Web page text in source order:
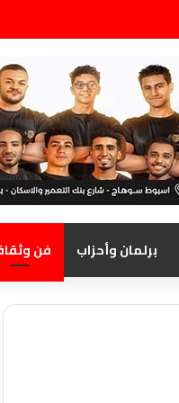
برلمان وأحزاب فن